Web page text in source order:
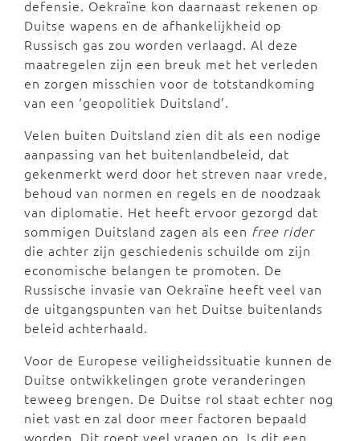
defensie. Oekraïne kon daarnaast rekenen op
Duitse wapens en de afhankelijkheid op
Russisch gas zou worden verlaagd. Al deze
maatregelen zijn een breuk met het verleden
en zorgen misschien voor de totstandkoming
van een ‘geopolitiek Duitsland’.
Velen buiten Duitsland zien dit als een nodige
aanpassing van het buitenlandbeleid, dat
gekenmerkt werd door het streven naar vrede,
behoud van normen en regels en de noodzaak
van diplomatie. Het heeft ervoor gezorgd dat
sommigen Duitsland zagen als een free rider
die achter zijn geschiedenis schuilde om zijn
economische belangen te promoten. De
Russische invasie van Oekraïne heeft veel van
de uitgangspunten van het Duitse buitenlands
beleid achterhaald.
Voor de Europese veiligheidssituatie kunnen de
Duitse ontwikkelingen grote veranderingen
teweeg brengen. De Duitse rol staat echter nog
niet vast en zal door meer factoren bepaald
worden. Dit roept veel vragen op. Is dit een